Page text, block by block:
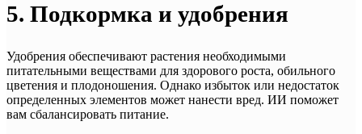
5. Подкормка и удобрения
Удобрения обеспечивают растения необходимыми
питательными веществами для здорового роста, обильного
цветения и плодоношения. Однако избыток или недостаток
определенных элементов может нанести вред. ИИ поможет
вам сбалансировать питание.